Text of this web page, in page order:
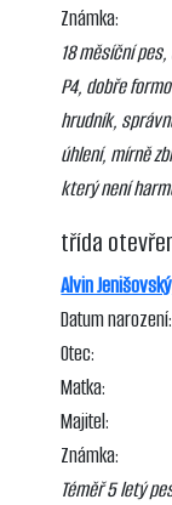
Známka:
18 měsíční
P4, dobře
hrudník,
úhlení, mírně
který není
třída
Alvin
Datum narození:
Otec:
Matka:
Majitel:
Známka:
Téměř 5 letý